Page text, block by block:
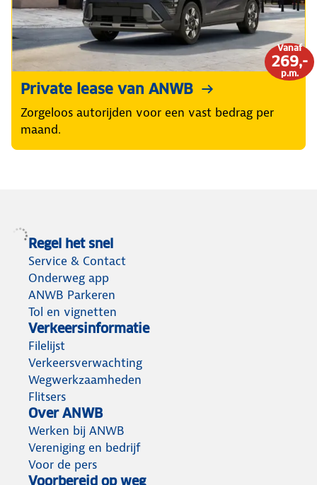
Vanaf
269,-
p.m.
Private lease van ANWB
Zorgeloos autorijden voor een vast bedrag per
maand.
Regel het snel
Service & Contact
Onderweg app
ANWB Parkeren
Tol en vignetten
Verkeersinformatie
Filelijst
Verkeersverwachting
Wegwerkzaamheden
Flitsers
Over ANWB
Werken bij ANWB
Vereniging en bedrijf
Voor de pers
Voorbereid op weg